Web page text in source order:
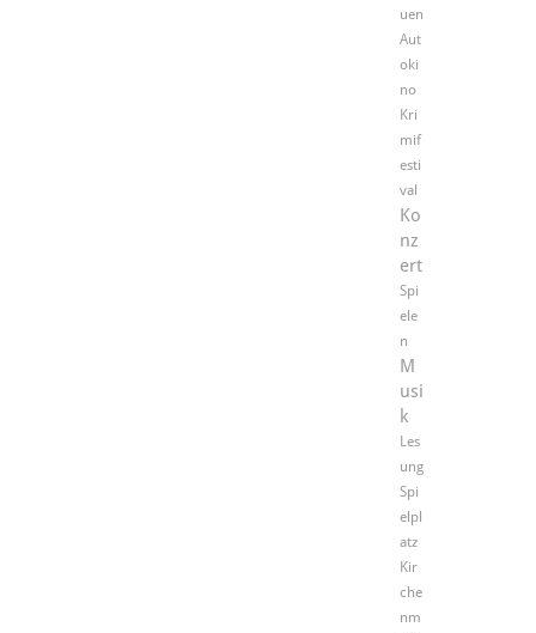
uen
Aut
oki
no
Kri
mif
esti
val
Ko
nz
ert
Spi
ele
n
M
usi
k
Les
ung
Spi
elpl
atz
Kir
che
nm